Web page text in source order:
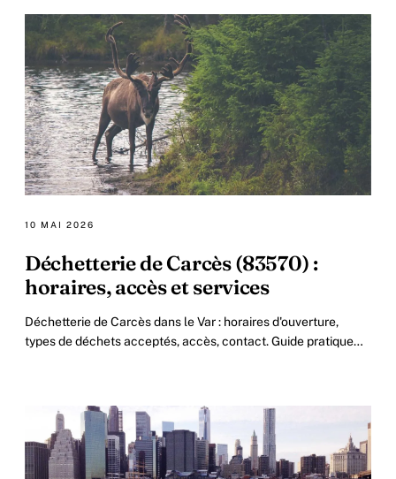
10 MAI 2026
Déchetterie de Carcès (83570) :
horaires, accès et services
Déchetterie de Carcès dans le Var : horaires d'ouverture,
types de déchets acceptés, accès, contact. Guide pratique